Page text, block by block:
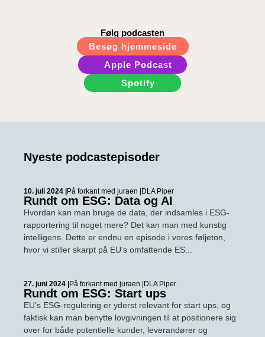
Følg podcasten
Besøg hjemmeside
Apple Podcast
Spotify
Nyeste podcastepisoder
10. juli 2024 | På forkant med juraen | DLA Piper
Rundt om ESG: Data og AI
Hvordan kan man bruge de data, der indsamles i ESG-
rapportering til noget mere? Det kan man med kunstig
intelligens. Dette er endnu en episode i vores føljeton,
hvor vi stiller skarpt på EU’s omfattende ES...
27. juni 2024 | På forkant med juraen | DLA Piper
Rundt om ESG: Start ups
EU’s ESG-regulering er yderst relevant for start ups, og
faktisk kan man benytte lovgivningen til at positionere sig
over for både potentielle kunder, leverandører og